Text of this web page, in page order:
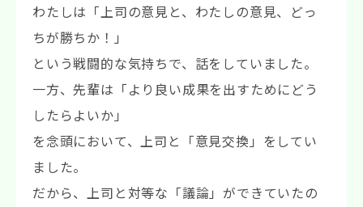
わたしは「上司の意見と、わたしの意見、どっ
ちが勝ちか！」
という戦闘的な気持ちで、話をしていました。
一方、先輩は「より良い成果を出すためにどう
したらよいか」
を念頭において、上司と「意見交換」をしてい
ました。
だから、上司と対等な「議論」ができていたの